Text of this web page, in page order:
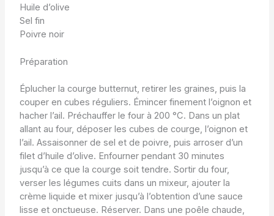
Huile d’olive
Sel fin
Poivre noir
Préparation
Éplucher la courge butternut, retirer les graines, puis la
couper en cubes réguliers. Émincer finement l’oignon et
hacher l’ail. Préchauffer le four à 200 °C. Dans un plat
allant au four, déposer les cubes de courge, l’oignon et
l’ail. Assaisonner de sel et de poivre, puis arroser d’un
filet d’huile d’olive. Enfourner pendant 30 minutes
jusqu’à ce que la courge soit tendre. Sortir du four,
verser les légumes cuits dans un mixeur, ajouter la
crème liquide et mixer jusqu’à l’obtention d’une sauce
lisse et onctueuse. Réserver. Dans une poêle chaude,